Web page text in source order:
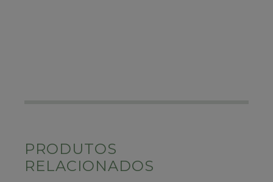
PRODUTOS
RELACIONADOS